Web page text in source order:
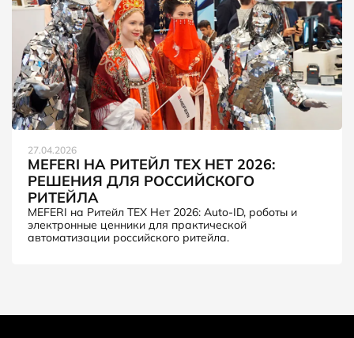
27.04.2026
MEFERI НА РИТЕЙЛ ТЕХ НЕТ 2026:
РЕШЕНИЯ ДЛЯ РОССИЙСКОГО
РИТЕЙЛА
MEFERI на Ритейл ТЕХ Нет 2026: Auto-ID, роботы и
электронные ценники для практической
автоматизации российского ритейла.